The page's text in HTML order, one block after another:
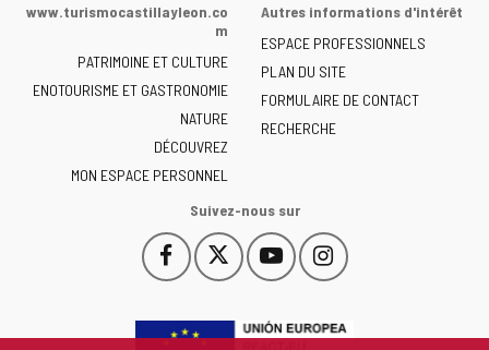
la
de
Castilla
y
León
-
www.turismocastillayleon.co
m
PATRIMOINE ET CULTURE
ENOTOURISME ET GASTRONOMIE
NATURE
DÉCOUVREZ
MON ESPACE PERSONNEL
Autres informations d'intérêt
ESPACE PROFESSIONNELS
PLAN DU SITE
FORMULAIRE DE CONTACT
RECHERCHE
Suivez-nous sur
Facebook
Este
enlace
abrirá
Este
enlace
abrirá
YouTube
Este
enlace
abrirá
Instagram
Este
enlace
abrirá